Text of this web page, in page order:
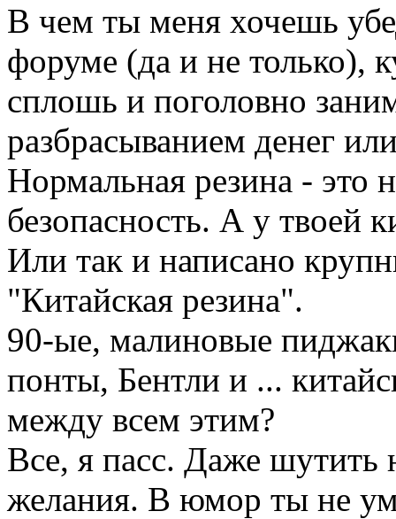
В чем ты меня хочешь
форуме (да и не только),
сплошь и поголовно
разбрасыванием денег
Нормальная резина - это
безопасность. А у твоей
Или так и написано
"Китайская резина".
90-ые, малиновые
понты, Бентли и ...
между всем этим?
Все, я пасс. Даже шутить
желания. В юмор ты не